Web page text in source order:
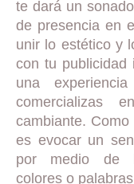
te dará un
de presencia en
unir lo estético y
con tu publicidad
una
comercializas
cambiante. Como
es evocar un
por medio de
colores o